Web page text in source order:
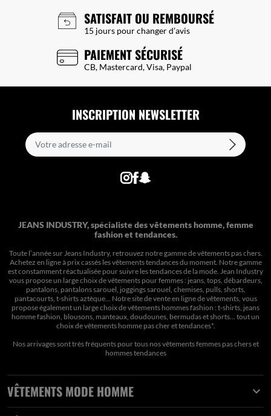
SATISFAIT OU REMBOURSÉ
15 jours pour changer d’avis
PAIEMENT SÉCURISÉ
CB, Mastercard, Visa, Paypal
INSCRIPTION NEWSLETTER
JEANS INDUSTRY, spécialiste des vêtements homme, femme
fashion et tendances.
Toute l’année sur Jeans Industry, retrouvez notre gamme de vêtements pas chers.
Achetez en ligne à prix cassés les vêtements tendances du moment. Notre gamme
est constamment réactualisée pour suivre les tendances de la mode. Jean Industry
vous propose un large choix de vêtements pour femmes : jeans, tops, débardeurs,
pantalons, pantalons sarouel, joggings sarouel, chemises, pulls, shorts,
pantacourts, t-shirts aztèque... Notre site de vente en ligne de vêtements, vous
propose également un large choix de vêtements hommes fashion : t-shirts, jeans
homme fashion, blousons, manteaux, doudounes, bermudas et shorts… tout un
choix devêtements homme pas cher et tendances*.
Nos arrivages sont très fréquents pour tous nosvêtements femmes pas cherset
hommes tendances
VÊTEMENTS MODE HOMME 